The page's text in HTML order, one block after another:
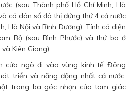
(sau Thành phố Hồ Chí Minh, Hà
có dân số đô thị đứng thứ 4 cả nước
Hà Nội và Bình Dương). Tỉnh có diện
Bộ (sau Bình Phước) và thứ ba ở
Kiên Giang).
cửa ngõ đi vào vùng kinh tế Đông
triển và năng động nhất cả nước.
trong ba góc nhọn của tam giác